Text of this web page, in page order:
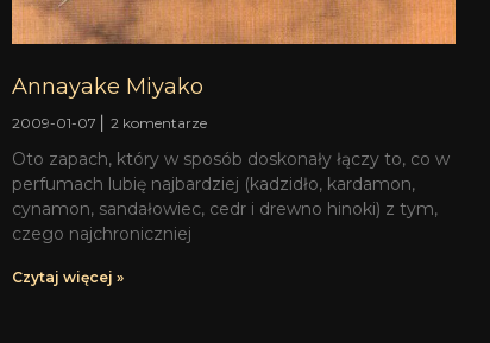
Annayake Miyako
2009-01-07 2 komentarze
Oto zapach, który w sposób doskonały łączy to, co w
perfumach lubię najbardziej (kadzidło, kardamon,
cynamon, sandałowiec, cedr i drewno hinoki) z tym,
czego najchroniczniej
Czytaj więcej »